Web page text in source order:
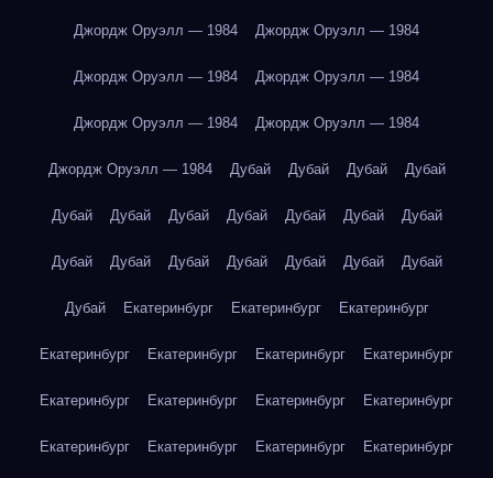
Джордж Оруэлл — 1984 Джордж Оруэлл — 1984
Джордж Оруэлл — 1984 Джордж Оруэлл — 1984
Джордж Оруэлл — 1984 Джордж Оруэлл — 1984
Джордж Оруэлл — 1984 Дубай Дубай Дубай Дубай
Дубай Дубай Дубай Дубай Дубай Дубай Дубай
Дубай Дубай Дубай Дубай Дубай Дубай Дубай
Дубай Екатеринбург Екатеринбург Екатеринбург
Екатеринбург Екатеринбург Екатеринбург Екатеринбург
Екатеринбург Екатеринбург Екатеринбург Екатеринбург
Екатеринбург Екатеринбург Екатеринбург Екатеринбург